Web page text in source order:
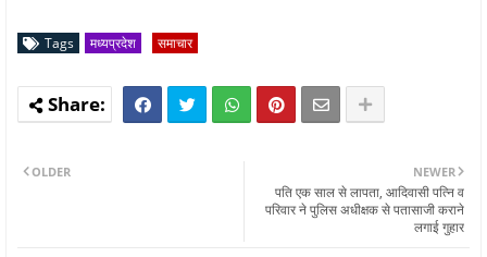
Tags मध्यप्रदेश समाचार
NEWER
पति एक साल से लापता, आदिवासी पत्नि व
परिवार ने पुलिस अधीक्षक से पतासाजी कराने
लगाई गुहार
OLDER